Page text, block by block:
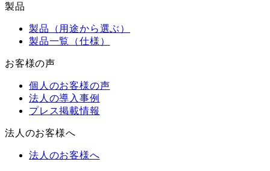
製品
製品（用途から選ぶ）
製品一覧（仕様）
お客様の声
個人のお客様の声
法人の導入事例
プレス掲載情報
法人のお客様へ
法人のお客様へ